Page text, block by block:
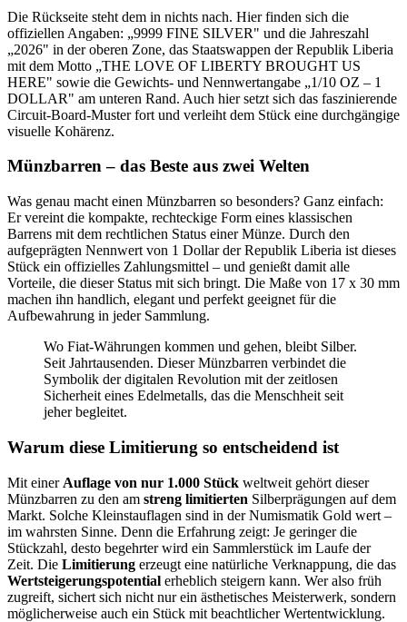
Die Rückseite steht dem in nichts nach. Hier finden sich die
offiziellen Angaben: „9999 FINE SILVER" und die Jahreszahl
„2026" in der oberen Zone, das Staatswappen der Republik Liberia
mit dem Motto „THE LOVE OF LIBERTY BROUGHT US
HERE" sowie die Gewichts- und Nennwertangabe „1/10 OZ – 1
DOLLAR" am unteren Rand. Auch hier setzt sich das faszinierende
Circuit-Board-Muster fort und verleiht dem Stück eine durchgängige
visuelle Kohärenz.
Münzbarren – das Beste aus zwei Welten
Was genau macht einen Münzbarren so besonders? Ganz einfach:
Er vereint die kompakte, rechteckige Form eines klassischen
Barrens mit dem rechtlichen Status einer Münze. Durch den
aufgeprägten Nennwert von 1 Dollar der Republik Liberia ist dieses
Stück ein offizielles Zahlungsmittel – und genießt damit alle
Vorteile, die dieser Status mit sich bringt. Die Maße von 17 x 30 mm
machen ihn handlich, elegant und perfekt geeignet für die
Aufbewahrung in jeder Sammlung.
Wo Fiat-Währungen kommen und gehen, bleibt Silber.
Seit Jahrtausenden. Dieser Münzbarren verbindet die
Symbolik der digitalen Revolution mit der zeitlosen
Sicherheit eines Edelmetalls, das die Menschheit seit
jeher begleitet.
Warum diese Limitierung so entscheidend ist
Mit einer Auflage von nur 1.000 Stück weltweit gehört dieser
Münzbarren zu den am streng limitierten Silberprägungen auf dem
Markt. Solche Kleinstauflagen sind in der Numismatik Gold wert –
im wahrsten Sinne. Denn die Erfahrung zeigt: Je geringer die
Stückzahl, desto begehrter wird ein Sammlerstück im Laufe der
Zeit. Die Limitierung erzeugt eine natürliche Verknappung, die das
Wertsteigerungspotential erheblich steigern kann. Wer also früh
zugreift, sichert sich nicht nur ein ästhetisches Meisterwerk, sondern
möglicherweise auch ein Stück mit beachtlicher Wertentwicklung.